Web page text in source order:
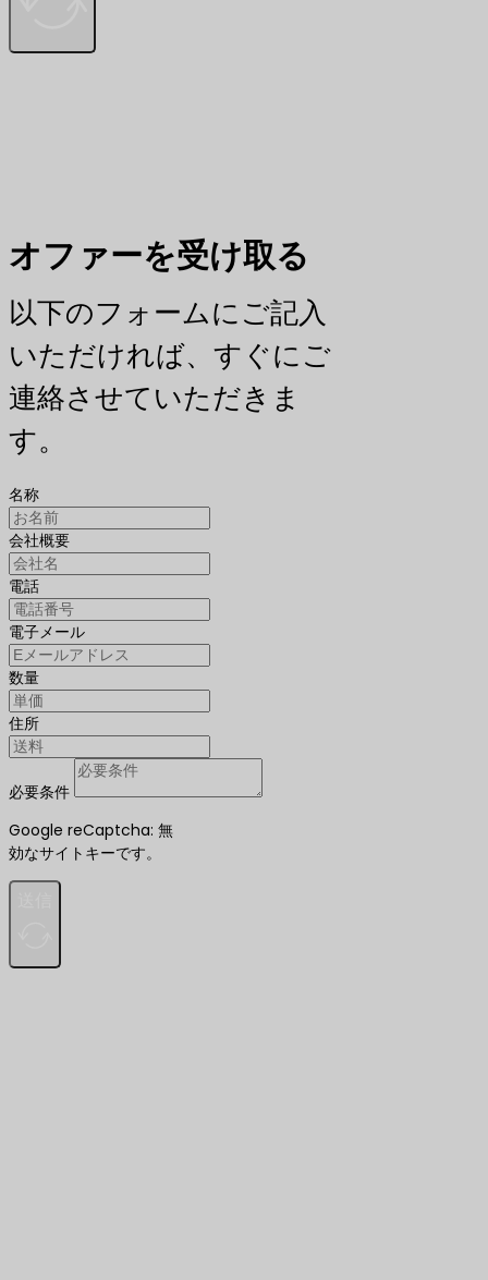
オファーを受け取る
以下のフォームにご記入
いただければ、すぐにご
連絡させていただきま
す。
名称
会社概要
電話
電子メール
数量
住所
必要条件
Google reCaptcha: 無
効なサイトキーです。